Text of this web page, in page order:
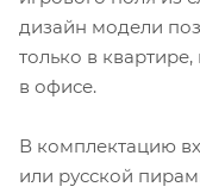
дизайн модели
только в
в офисе.
В комплектацию
или русской